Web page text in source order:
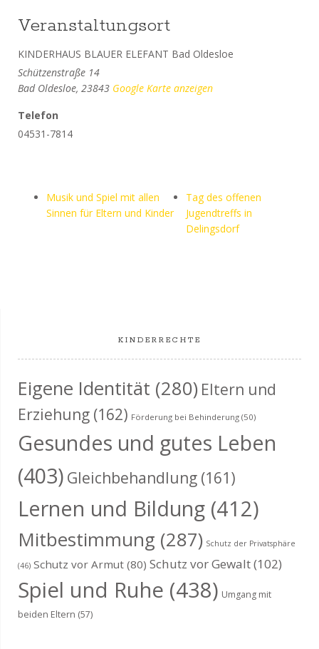
Veranstaltungsort
KINDERHAUS BLAUER ELEFANT Bad Oldesloe
Schützenstraße 14
Bad Oldesloe, 23843 Google Karte anzeigen
Telefon
04531-7814
Musik und Spiel mit allen
Sinnen für Eltern und Kinder
Tag des offenen
Jugendtreffs in
Delingsdorf
KINDERRECHTE
Eigene Identität (280) Eltern und
Erziehung (162) Förderung bei Behinderung (50)
Gesundes und gutes Leben
(403) Gleichbehandlung (161)
Lernen und Bildung (412)
Mitbestimmung (287) Schutz der Privatsphäre
(46) Schutz vor Armut (80) Schutz vor Gewalt(102)
Spiel und Ruhe (438) Umgang mit
beiden Eltern (57)